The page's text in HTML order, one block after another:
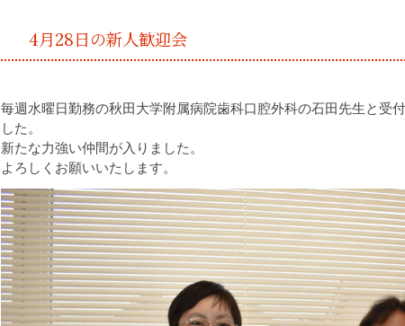
4月28日の新人歓迎会
毎週水曜日勤務の秋田大学附属病院歯科口腔外科の石田先生と受
した。
新たな力強い仲間が入りました。
よろしくお願いいたします。